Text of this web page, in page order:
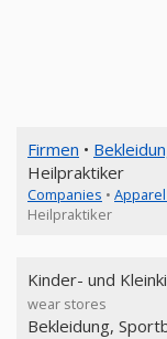
Firmen •
Heilpraktiker
Companies •
Heilpraktiker
Kinder- und
wear stores
Bekleidung,